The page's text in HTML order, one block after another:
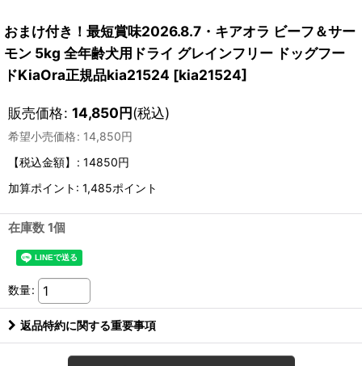
おまけ付き！最短賞味2026.8.7・キアオラ ビーフ＆サー
モン 5kg 全年齢犬用ドライ グレインフリー ドッグフー
ドKiaOra正規品kia21524 [kia21524]
販売価格: 14,850円(税込)
希望小売価格: 14,850円
【税込金額】
: 14850円
加算ポイント: 1,485ポイント
在庫数 1個
数量:
返品特約に関する重要事項